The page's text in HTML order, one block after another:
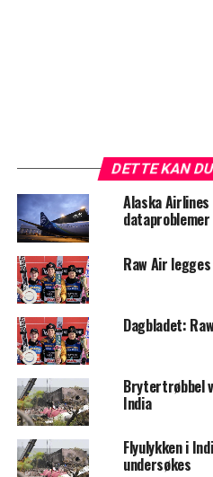
DETTE KAN
Alaska
dataproblemer
Raw Air
Dagbladet:
Brytertrøbbel
India
Flyulykken i
undersøkes